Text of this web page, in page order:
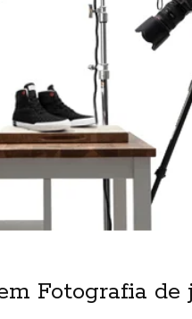
Fotografia